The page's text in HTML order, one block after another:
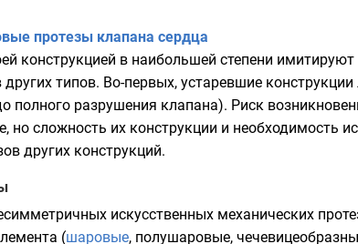
протезы клапана сердца
конструкцией в наибольшей степени
типов. Во-первых, устаревшие
полного разрушения клапана). Риск
но сложность их конструкции и необходимость
других конструкций.
искусственных механических
(шаровые, полушаровые,